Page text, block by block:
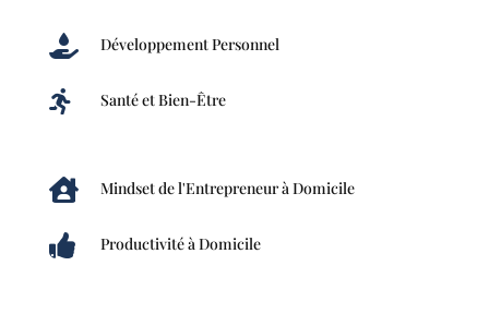
 Développement Personnel
 Santé et Bien-Être
 Mindset de l'Entrepreneur à Domicile
 Productivité à Domicile